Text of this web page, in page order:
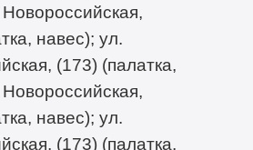
навес); ул.
(173) (палатка,
навес); ул.
(173) (палатка,